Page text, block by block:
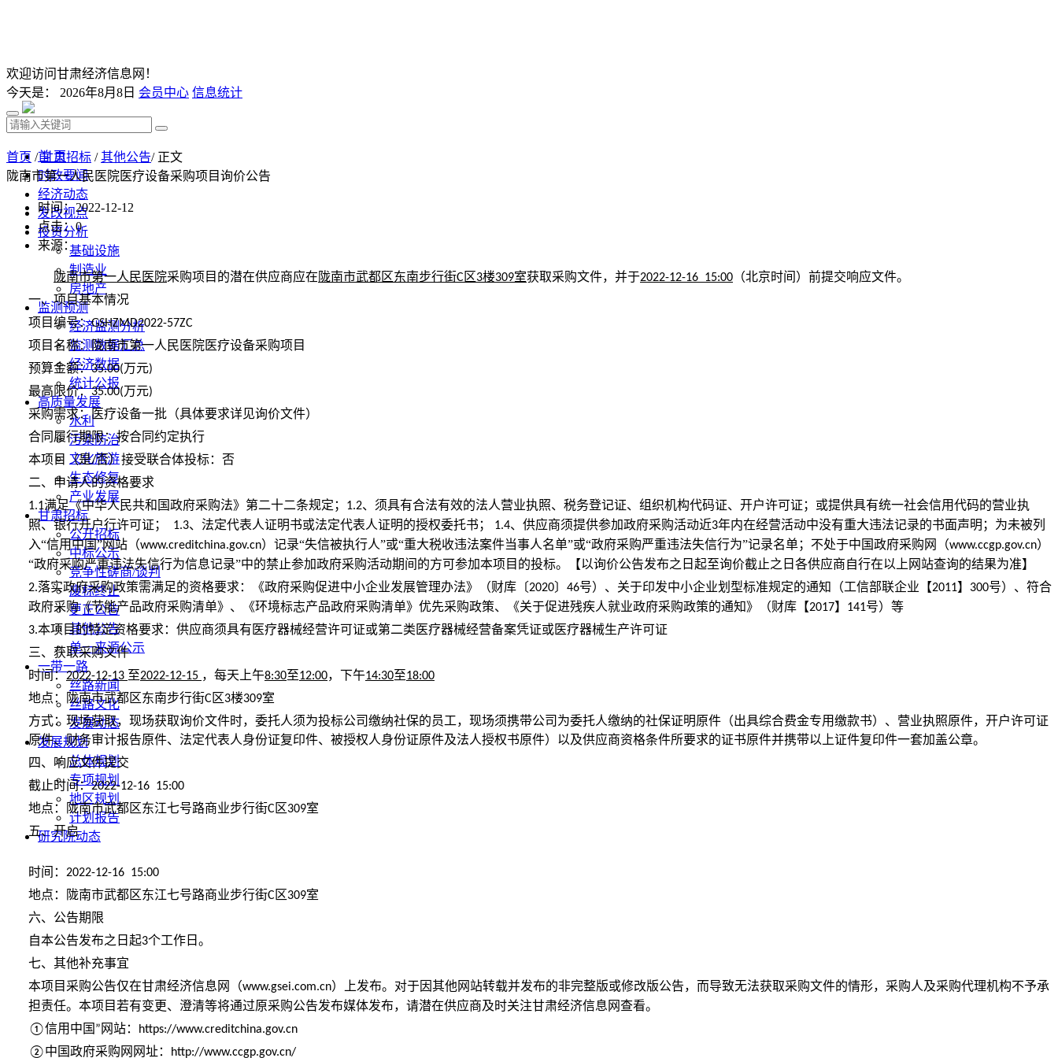
欢迎访问甘肃经济信息网！
今天是： 2026年8月8日 会员中心 信息统计
首 页
时政要闻
经济动态
发改视点
投资分析
基础设施
制造业
房地产
监测预测
经济监测分析
监测数据汇总
经济数据
统计公报
高质量发展
水利
污染防治
文化旅游
生态修复
产业发展
甘肃招标
公开招标
中标公示
竞争性磋商/谈判
废标终止
更正公告
其他公告
单一来源公示
一带一路
丝路新闻
丝路文化
发展动态
发展规划
总体规划
专项规划
地区规划
计划报告
研究院动态
首页 /甘肃招标 /其他公告/ 正文
陇南市第一人民医院医疗设备采购项目询价公告
时间：2022-12-12
点击：0
来源：
陇南市第一人民医院采购项目的潜在供应商应在 陇南市武都区东南步行街C 区3楼309室获取采购文件，并于2022-12-16 15:00 （北京时间）前提交响应文件。
一、项目基本情况
项目编号：GSHZMD2022-57ZC
项目名称：陇南市第一人民医院医疗设备采购项目
预算金额：35.00(万元)
最高限价：35.00(万元)
采购需求：医疗设备一批（具体要求详见询价文件）
合同履行期限：按合同约定执行
本项目（是/否）接受联合体投标：否
二、申请人的资格要求
1.1满足《中华人民共和国政府采购法》第二十二条规定； 1.2、须具有合法有效的法人营业执照、税务登记证、组织机构代码证、开户许可证；或提供具有统一社会信用代码的营业执
照、银行开户行许可证；
1.3、法定代表人证明书或法定代表人证明的授权委托书； 1.4、供应商须提供参加政府采购活动近3年内在经营活动中没有重大违法记录的书面声明；为未被列
入“信用中国”网站（www.creditchina.gov.cn）记录“失信被执行人”或“重大税收违法案件当事人名单”或“政府采购严重违法失信行为”记录名单；不处于中国政府采购网（www.ccgp.gov.cn）
“政府采购严重违法失信行为信息记录”中的禁止参加政府采购活动期间的方可参加本项目的投标。【以询价公告发布之日起至询价截止之日各供应商自行在以上网站查询的结果为准】
2.落实政府采购政策需满足的资格要求：《政府采购促进中小企业发展管理办法》（财库〔2020〕 46号）、关于印发中小企业划型标准规定的通知（工信部联企业【2011】 300号）、符合
政府采购《节能产品政府采购清单》、《环境标志产品政府采购清单》优先采购政策、《关于促进残疾人就业政府采购政策的通知》（财库【2017】 141号）等
3.本项目的特定资格要求：供应商须具有医疗器械经营许可证或第二类医疗器械经营备案凭证或医疗器械生产许可证
三、获取采购文件
时间：2022-12-13 至2022-12-15 ，每天上午8:30至12:00，下午14:30至18:00
地点：陇南市武都区东南步行街C 区3楼309室
方式：现场获取，现场获取询价文件时，委托人须为投标公司缴纳社保的员工，现场须携带公司为委托人缴纳的社保证明原件（出具综合费金专用缴款书）、营业执照原件，开户许可证
原件、财务审计报告原件、法定代表人身份证复印件、被授权人身份证原件及法人授权书原件）以及供应商资格条件所要求的证书原件并携带以上证件复印件一套加盖公章。
四、响应文件提交
截止时间：2022-12-16 15:00
地点：陇南市武都区东江七号路商业步行街C 区309室
五、开启
时间： 2022-12-16 15:00
地点：陇南市武都区东江七号路商业步行街C 区309室
六、公告期限
自本公告发布之日起3个工作日。
七、其他补充事宜
本项目采购公告仅在甘肃经济信息网（www.gsei.com.cn）上发布。对于因其他网站转载并发布的非完整版或修改版公告，而导致无法获取采购文件的情形， 采购人及采购代理机构不予承
担责任。本项目若有变更、澄清等将通过原采购公告发布媒体发布，请潜在供应商及时关注甘肃经济信息网查看。
①信用中国 ” 网站：
https://www.creditchina.gov.cn
②中国政府采购网网址： http://www.ccgp.gov.cn/